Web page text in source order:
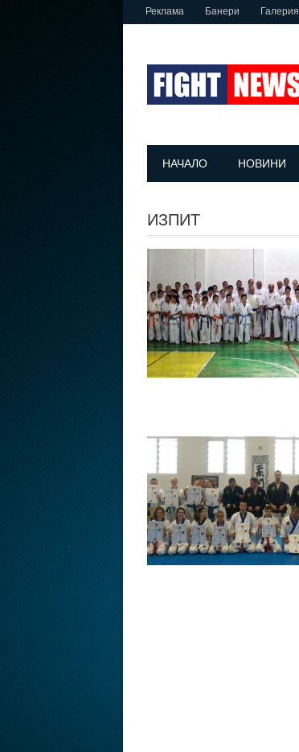
Реклама Банери Галерия
НАЧАЛО НОВИНИ
ИЗПИТ